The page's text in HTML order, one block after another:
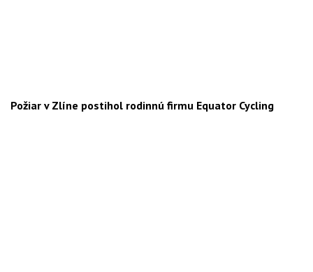
Požiar v Zlíne postihol rodinnú firmu Equator Cycling